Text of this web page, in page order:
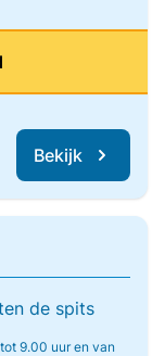
Bekijk
de spits
9.00 uur en van